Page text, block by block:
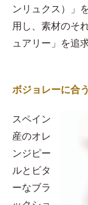
ンリュクス）」
用し、素材のそ
ュアリー」を追
ボジョレーに合
スペイン
産のオレ
ンジピー
ルとビタ
ーなブラ